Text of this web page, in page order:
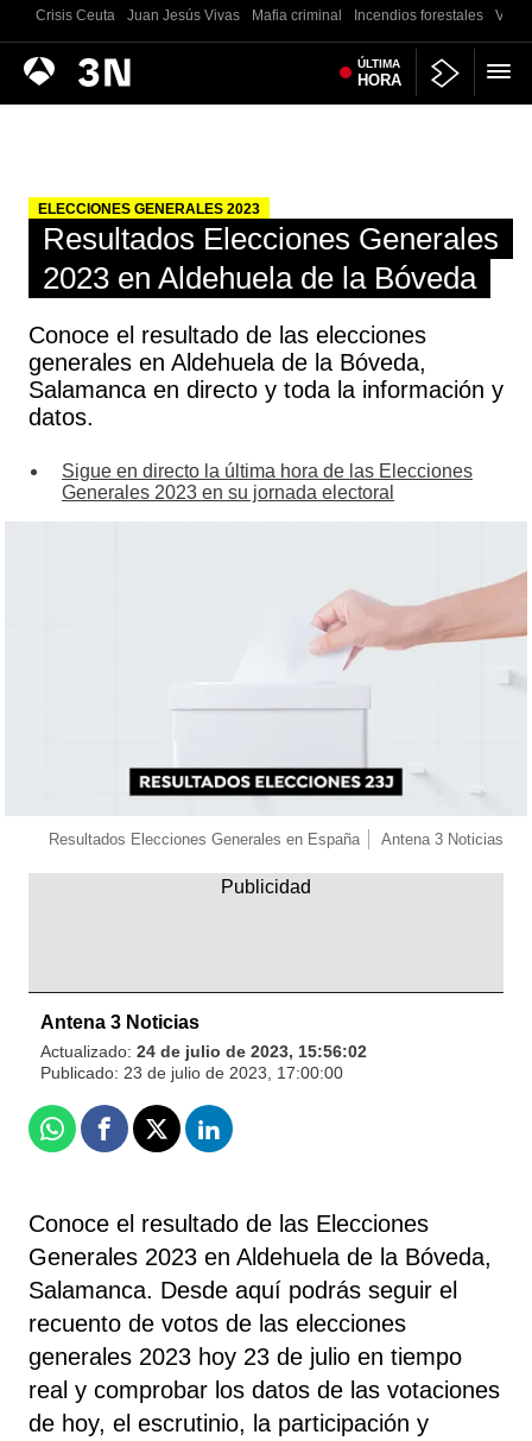
Crisis Ceuta Juan Jesús Vivas Mafia criminal Incendios forestales
Antena
3
Noticias ÚLTIMA
HORA
ELECCIONES GENERALES 2023
Resultados Elecciones Generales
2023 en Aldehuela de la Bóveda
Conoce el resultado de las elecciones
generales en Aldehuela de la Bóveda,
Salamanca en directo y toda la información y
datos.
Sigue en directo la última hora de las Elecciones
Generales 2023 en su jornada electoral
Resultados Elecciones Generales en España Antena 3 Noticias
Antena 3 Noticias
Actualizado: 24 de julio de 2023, 15:56:02
Publicado: 23 de julio de 2023, 17:00:00
WhatsappFacebook
X Linkedin
Conoce el resultado de las Elecciones
Generales 2023 en Aldehuela de la Bóveda,
Salamanca. Desde aquí podrás seguir el
recuento de votos de las elecciones
generales 2023 hoy 23 de julio en tiempo
real y comprobar los datos de las votaciones
de hoy, el escrutinio, la participación y